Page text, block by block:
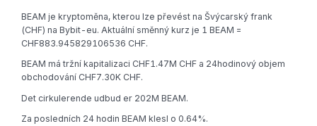
BEAM je kryptoměna, kterou lze převést na Švýcarský frank
(CHF) na Bybit-eu. Aktuální směnný kurz je 1 BEAM =
CHF883.945829106536 CHF.
BEAM má tržní kapitalizaci CHF1.47M CHF a 24hodinový objem
obchodování CHF7.30K CHF.
Det cirkulerende udbud er 202M BEAM.
Za posledních 24 hodin BEAM klesl o 0.64%.